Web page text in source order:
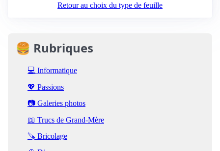
Retour au choix du type de feuille
🍔 Rubriques
💻 Informatique
💖 Passions
📷 Galeries photos
📖 Trucs de Grand-Mère
🪚 Bricolage